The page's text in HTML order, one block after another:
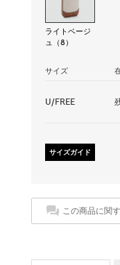
ライトベージ
ュ（8）
サイズ
U/FREE
サイズガイド
この商品に関